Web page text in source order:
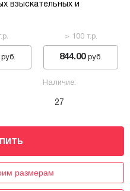
взыскательных и
> 100 т.р.
844.00руб.
Наличие:
27
размерам